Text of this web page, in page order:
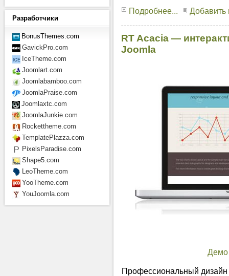
Подробнее... Добавить
RT Acacia —
Joomla
Профессиональный
Разработчики
BonusThemes.com
GavickPro.com
IceTheme.com
Joomlart.com
Joomlabamboo.com
JoomlaPraise.com
Joomlaxtc.com
JoomlaJunkie.com
Rockettheme.com
TemplatePlazza.com
PixelsParadise.com
Shape5.com
LeoTheme.com
YooTheme.com
YouJoomla.com